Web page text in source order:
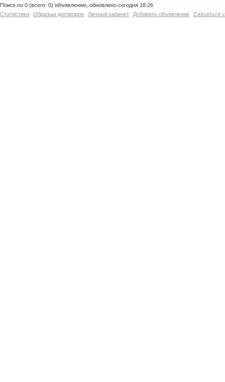
Поиск по 0 (всего: 0) объявлению, обновлено сегодня 18:26
Статистика
Образцы договоров Личный кабинет Добавить объявление Связаться